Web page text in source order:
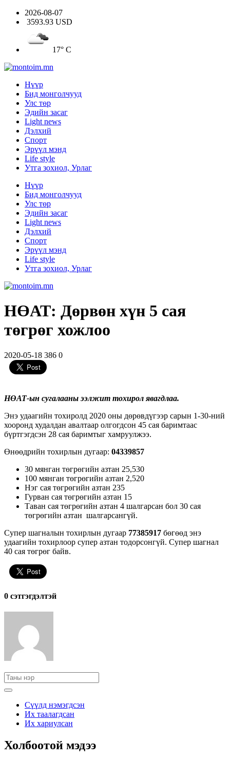
2026-08-07
3593.93 USD
17° C
Нүүр
Бид монголчууд
Улс төр
Эдийн засаг
Light news
Дэлхий
Спорт
Эрүүл мэнд
Life style
Утга зохиол, Урлаг
Нүүр
Бид монголчууд
Улс төр
Эдийн засаг
Light news
Дэлхий
Спорт
Эрүүл мэнд
Life style
Утга зохиол, Урлаг
НӨАТ: Дөрвөн хүн 5 сая
төгрөг хожлоо
2020-05-18 386 0
НӨАТ-ын сугалааны ээлжит тохирол явагдлаа.
Энэ удаагийн тохиролд 2020 оны дөрөвдүгээр сарын 1-30-ний
хооронд худалдан авалтаар олгогдсон 45 сая баримтаас
бүртгэгдсэн 28 сая баримтыг хамруулжээ.
Өнөөдрийн тохирлын дугаар: 04339857
30 мянган төгрөгийн азтан 25,530
100 мянган төгрөгийн азтан 2,520
Нэг сая төгрөгийн азтан 235
Гурван сая төгрөгийн азтан 15
Таван сая төгрөгийн азтан 4 шалгарсан бол 30 сая
төгрөгийн азтан шалгарсангүй.
Супер шагналын тохирлын дугаар 77385917 бөгөөд энэ
удаагийн тохирлоор супер азтан тодорсонгүй. Супер шагнал
40 сая төгрөг байв.
0 cэтгэгдэлтэй
Сүүлд нэмэгдсэн
Их таалагдсан
Их хариулсан
Холбоотой мэдээ